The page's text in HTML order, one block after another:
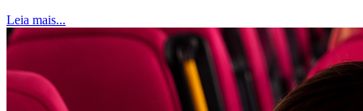
Leia mais...